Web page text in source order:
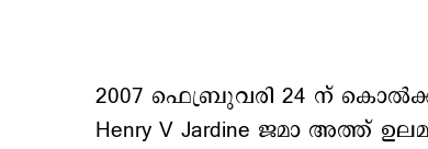
2007 ഫെബ്രുവരി 24 ന്
Henry V Jardine ജമാ അത്ത്